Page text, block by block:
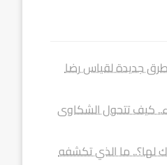
جديدة لقياس رضا
كيف تتحول الشكاوى
لها؟.. ما الذي تكشفه